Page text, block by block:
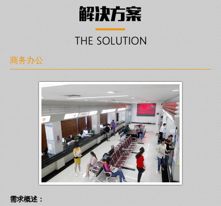
商务办公
需求概述：